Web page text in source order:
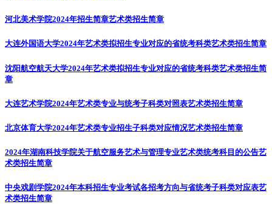
河北美术学院2024年招生简章艺术类招生简章
大连外国语大学2024年艺术类拟招生专业对应的省统考科类艺术类招生简章
沈阳航空航天大学2024年艺术类拟招生专业对应的省统考科类艺术类招生简
章
大连艺术学院2024年艺术类专业与统考子科类对照表艺术类招生简章
北京体育大学2024年艺术类专业招生子科类对应情况艺术类招生简章
2024年湖南科技学院关于航空服务艺术与管理专业艺术类统考科目的公告艺
术类招生简章
中央戏剧学院2024年本科招生专业考试各招考方向与省统考子科类对应表艺
术类招生简章